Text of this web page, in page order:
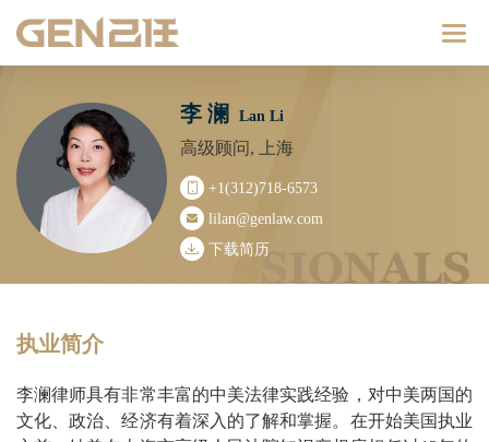
李 澜 Lan Li
高级顾问, 上海
+1(312)718-6573
lilan@genlaw.com
下载简历
执业简介
李澜律师具有非常丰富的中美法律实践经验，对中美两国的
文化、政治、经济有着深入的了解和掌握。在开始美国执业